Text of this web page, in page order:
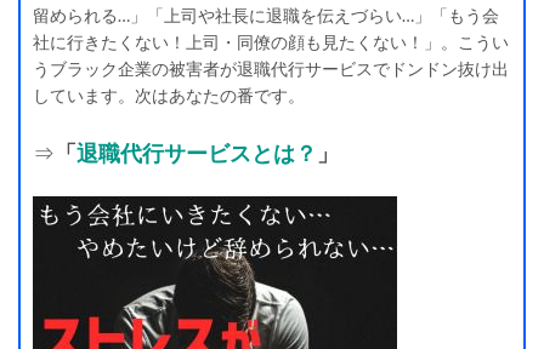
留められる…」「上司や社長に退職を伝えづらい…」「もう会
社に行きたくない！上司・同僚の顔も見たくない！」。こうい
うブラック企業の被害者が退職代行サービスでドンドン抜け出
しています。次はあなたの番です。
⇒ 「退職代行サービスとは？ 」